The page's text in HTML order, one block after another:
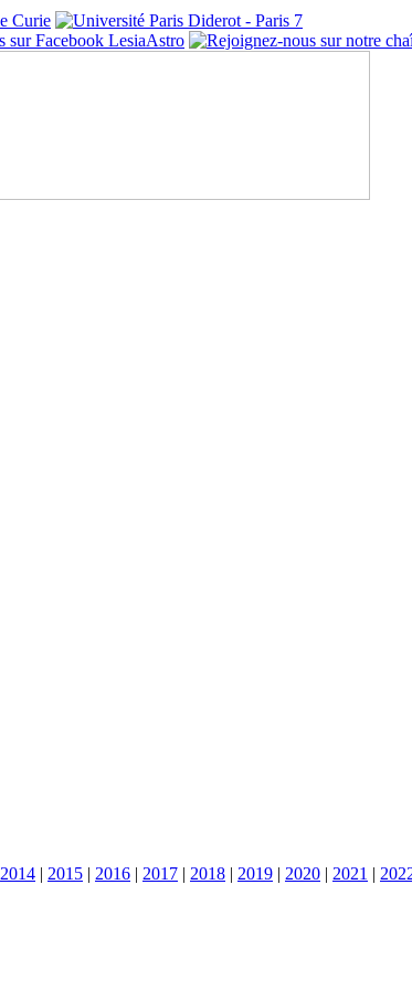
2014 | 2015 | 2016 | 2017 | 2018 | 2019 | 2020 | 2021 |